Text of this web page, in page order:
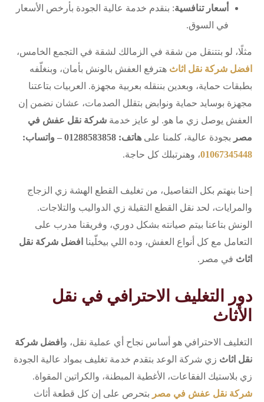
أسعار تنافسية: بنقدم خدمة عالية الجودة بأرخص الأسعار
في السوق.
مثلًا، لو بتتنقل من شقة في الزمالك لشقة في التجمع الخامس،
افضل شركة نقل اثاث هترفع العفش بالونش بأمان، وبنغلّفه
بطبقات حماية، وبعدين بننقله بعربية مجهزة. العربيات بتاعتنا
مجهزة بوسايد حماية ونوابض بتقلل الصدمات، عشان نضمن إن
العفش يوصل زي ما هو. لو عايز خدمة شركة نقل عفش في
مصر بجودة عالية، كلمنا على هاتف: 01288583858 – واتساب:
01067345448، وهنرتبلك كل حاجة.
إحنا بنهتم بكل التفاصيل، من تغليف القطع الهشة زي الزجاج
والمرايات، لحد نقل القطع التقيلة زي الدواليب والتلاجات.
الونش بتاعنا بيتم صيانته بشكل دوري، وفريقنا مدرب على
التعامل مع كل أنواع العفش، وده اللي بيخلّينا افضل شركة نقل
اثاث في مصر.
دور التغليف الاحترافي في نقل
الأثاث
التغليف الاحترافي هو أساس نجاح أي عملية نقل، و افضل شركة
نقل اثاث زي شركة الوعد بتقدم خدمة تغليف بمواد عالية الجودة
زي بلاستيك الفقاعات، الأغطية المبطنة، والكراتين المقواة.
شركة نقل عفش في مصر بتحرص على إن كل قطعة أثاث